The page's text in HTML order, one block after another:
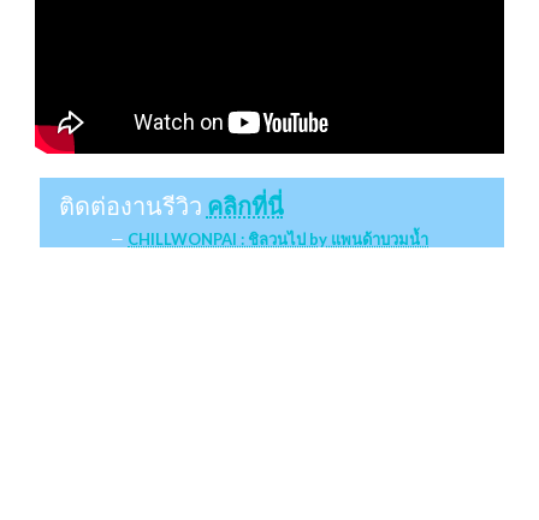
ติดต่องานรีวิว คลิกที่นี่
CHILLWONPAI : ชิลวนไป by แพนด้าบวมน้ำ